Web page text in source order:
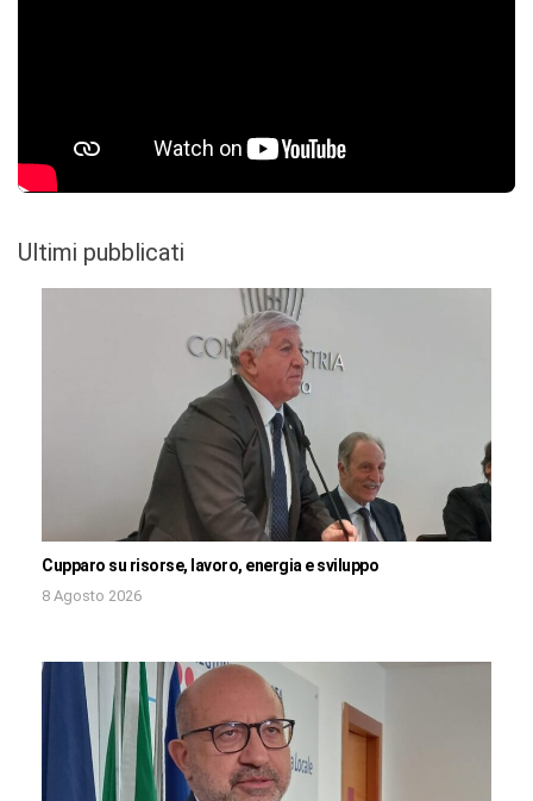
Ultimi pubblicati
Cupparo su risorse, lavoro, energia e sviluppo
8 Agosto 2026